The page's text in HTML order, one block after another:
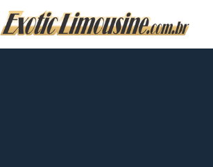
to
content